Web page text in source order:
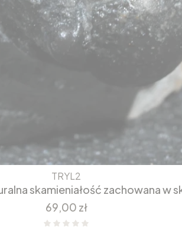
TRYL2
skamieniałość zachowana w
Cena
69,00 zł